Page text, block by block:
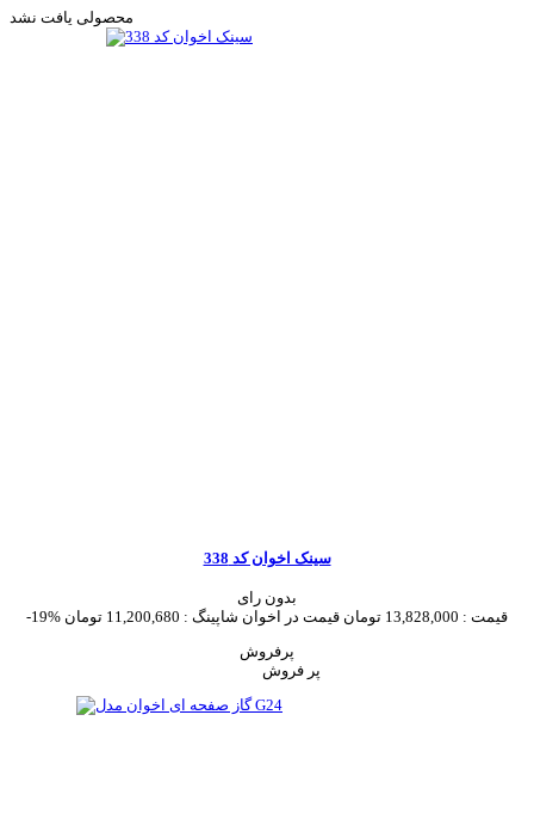
محصولی یافت نشد
سینک اخوان کد 338
بدون رای
-19%
قیمت : 13,828,000 تومان قیمت در اخوان شاپینگ : 11,200,680 تومان
پرفروش